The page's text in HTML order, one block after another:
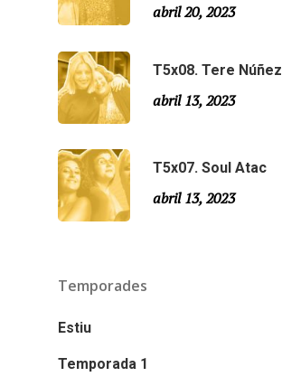
abril 20, 2023
T5x08. Tere Núñez
abril 13, 2023
T5x07. Soul Atac
abril 13, 2023
Temporades
Estiu
Temporada 1